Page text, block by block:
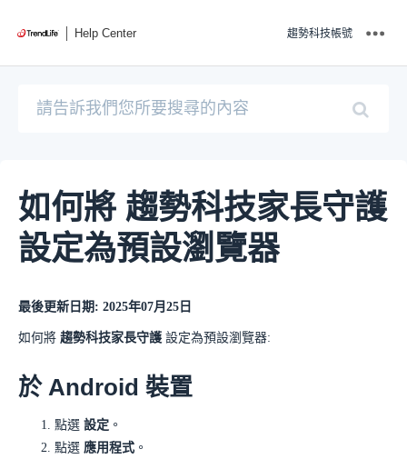
Help Center 趨勢科技帳號
如何將 趨勢科技家長守護
設定為預設瀏覽器
最後更新日期: 2025年07月25日
如何將 趨勢科技家長守護 設定為預設瀏覽器:
於 Android 裝置
點選 設定 。
點選 應用程式 。